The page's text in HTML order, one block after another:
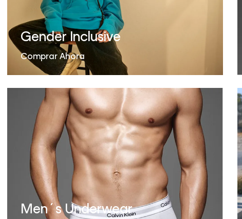
Gender Inclusive
Comprar Ahora
Men´s Underwear